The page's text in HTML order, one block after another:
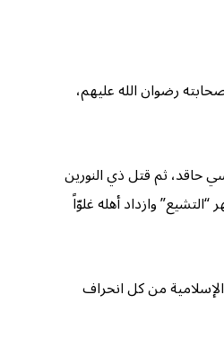
رضوان الله عليهم،
حاقد، ثم قتل ذي النورين
وازداد أهله غلوّاً
من كل انحراف